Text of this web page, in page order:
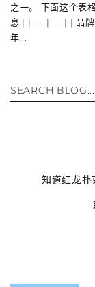
之一。 下面这个表
息 | | :-- | :-- | | 品
年...
SEARCH BLOG...
知道红龙扑